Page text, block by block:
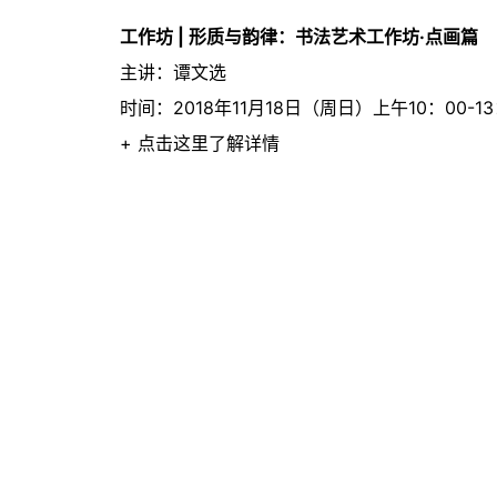
工作坊 | 形质与韵律：书法艺术工作坊·点画篇
主讲：谭文选
时间：2018年11月18日（周日）上午10：00-
+ 点击这里了解详情